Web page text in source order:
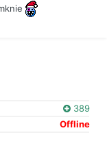
389
Offline